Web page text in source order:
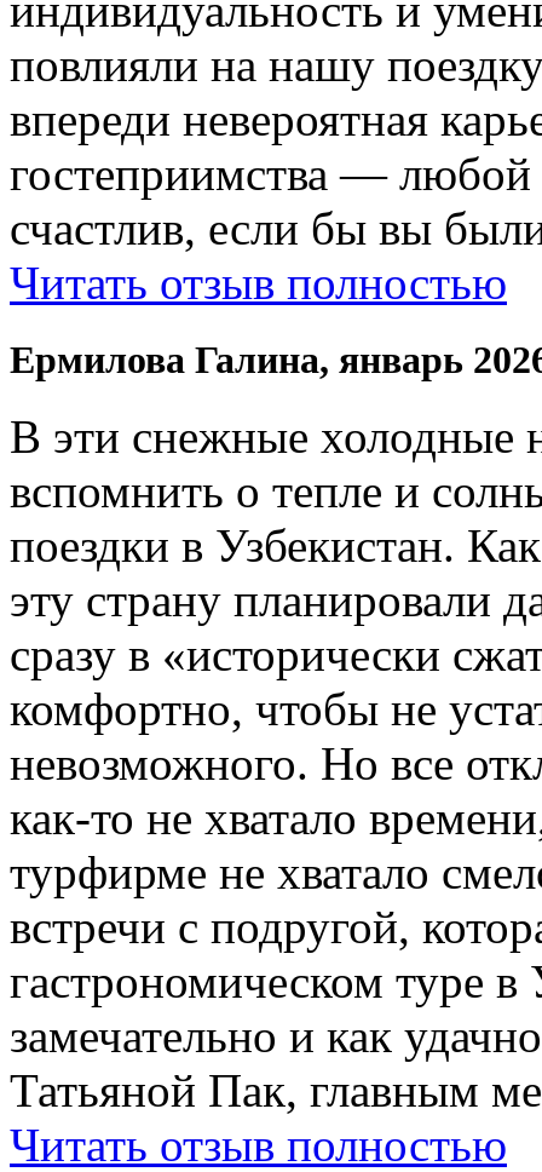
индивидуальность и
повлияли на нашу
впереди невероятная
гостеприимства —
счастлив, если бы вы
Читать отзыв полностью
Ермилова Галина, январь
В эти снежные холодные
вспомнить о тепле и
поездки в Узбекистан.
эту страну планировали
сразу в «исторически
комфортно, чтобы не
невозможного. Но все
как-то не хватало
турфирме не хватало
встречи с подругой,
гастрономическом туре
замечательно и как
Татьяной Пак, главным
Читать отзыв полностью